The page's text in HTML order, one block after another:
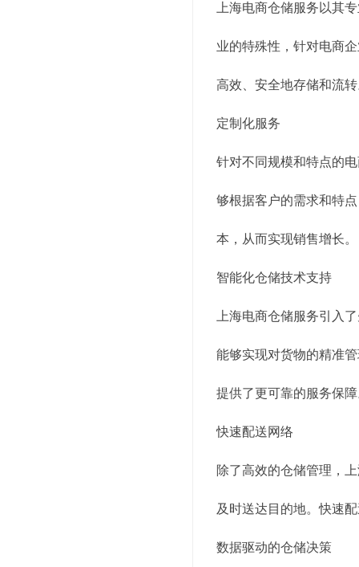
上海电商仓储服务以其
业的特殊性，针对电商
高效、安全地存储和流
定制化服务
针对不同规模和特点的
够根据客户的需求和特
本，从而实现销售增长。
智能化仓储技术支持
上海电商仓储服务引入
能够实现对货物的精准
提供了更可靠的服务保
快速配送网络
除了高效的仓储管理，
及时送达目的地。快速
数据驱动的仓储决策